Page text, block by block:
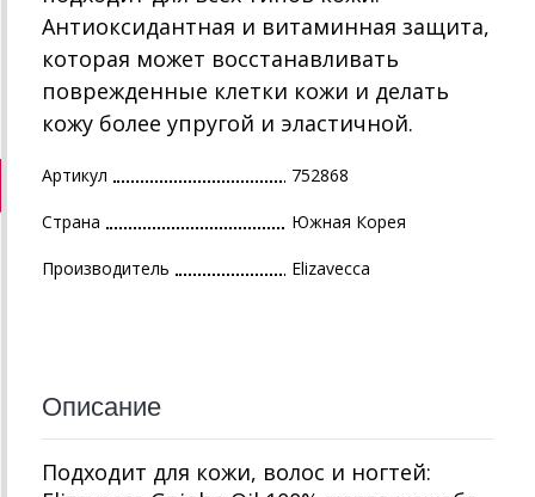
Антиоксидантная и витаминная защита,
которая может восстанавливать
поврежденные клетки кожи и делать
кожу более упругой и эластичной.
Артикул 752868
Страна Южная Корея
Производитель Elizavecca
Описание
Подходит для кожи, волос и ногтей: